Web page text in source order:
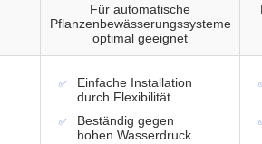
Für automatische
Pflanzenbewässerungssysteme
optimal geeignet
Einfache Installation
durch Flexibilität
Beständig gegen
hohen Wasserdruck